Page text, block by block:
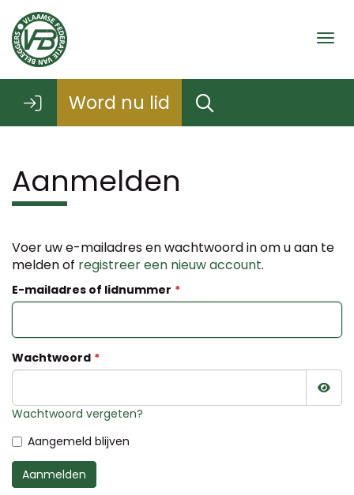
Word nu lid
Aanmelden
Voer uw e-mailadres en wachtwoord in om u aan te
melden of registreer een nieuw account.
E-mailadres of lidnummer
Wachtwoord
Wachtwoord vergeten?
Aangemeld blijven
Aanmelden